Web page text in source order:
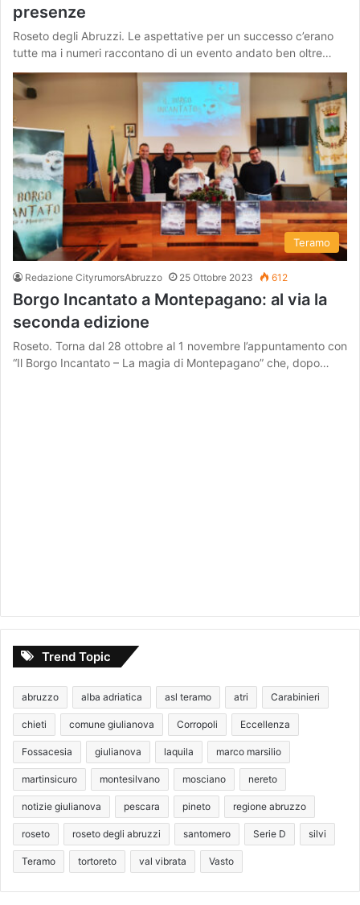
presenze
Roseto degli Abruzzi. Le aspettative per un successo c’erano
tutte ma i numeri raccontano di un evento andato ben oltre…
Teramo
Redazione CityrumorsAbruzzo 25 Ottobre 2023 612
Borgo Incantato a Montepagano: al via la
seconda edizione
Roseto. Torna dal 28 ottobre al 1 novembre l’appuntamento con
“Il Borgo Incantato – La magia di Montepagano” che, dopo…
Trend Topic
abruzzo alba adriatica asl teramo atri Carabinieri
chieti comune giulianova Corropoli Eccellenza
Fossacesia giulianova laquila marco marsilio
martinsicuro montesilvano mosciano nereto
notizie giulianova pescara pineto regione abruzzo
roseto roseto degli abruzzi santomero Serie D silvi
Teramo tortoreto val vibrata Vasto